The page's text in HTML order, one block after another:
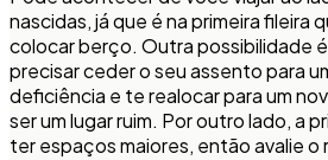
nascidas, já que é na primeira fileira
colocar berço. Outra possibilidade
precisar ceder o seu assento para
deficiência e te realocar para um
ser um lugar ruim. Por outro lado, a
ter espaços maiores, então avalie o